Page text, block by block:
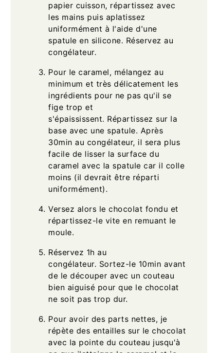
papier cuisson, répartissez avec
les mains puis aplatissez
uniformément à l'aide d'une
spatule en silicone. Réservez au
congélateur.
Pour le caramel, mélangez au
minimum et très délicatement les
ingrédients pour ne pas qu'il se
fige trop et
s'épaississent. Répartissez sur la
base avec une spatule. Après
30min au congélateur, il sera plus
facile de lisser la surface du
caramel avec la spatule car il colle
moins (il devrait être réparti
uniformément).
Versez alors le chocolat fondu et
répartissez-le vite en remuant le
moule.
Réservez 1h au
congélateur. Sortez-le 10min avant
de le découper avec un couteau
bien aiguisé pour que le chocolat
ne soit pas trop dur.
Pour avoir des parts nettes, je
répète des entailles sur le chocolat
avec la pointe du couteau jusqu'à